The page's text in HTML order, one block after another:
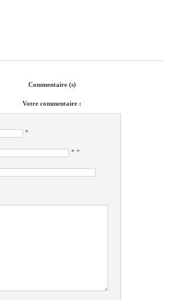
Commentaire (s)
Votre commentaire :
*
* *